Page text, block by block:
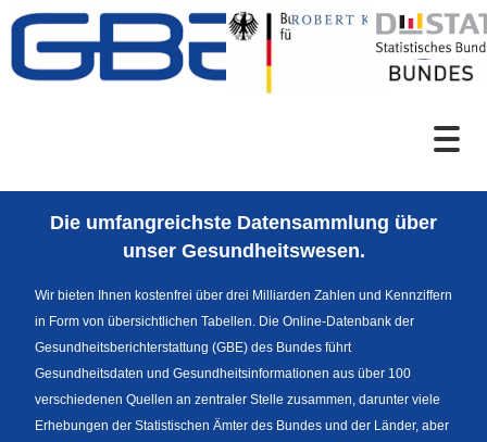
Zum Inhalt
Sprachumschaltung
Die umfangreichste Datensammlung über
unser Gesundheitswesen.
Wir bieten Ihnen kostenfrei über drei Milliarden Zahlen und Kennziffern
in Form von übersichtlichen Tabellen. Die Online-Datenbank der
Gesundheitsberichterstattung (GBE) des Bundes führt
Gesundheitsdaten und Gesundheitsinformationen aus über 100
verschiedenen Quellen an zentraler Stelle zusammen, darunter viele
Erhebungen der Statistischen Ämter des Bundes und der Länder, aber